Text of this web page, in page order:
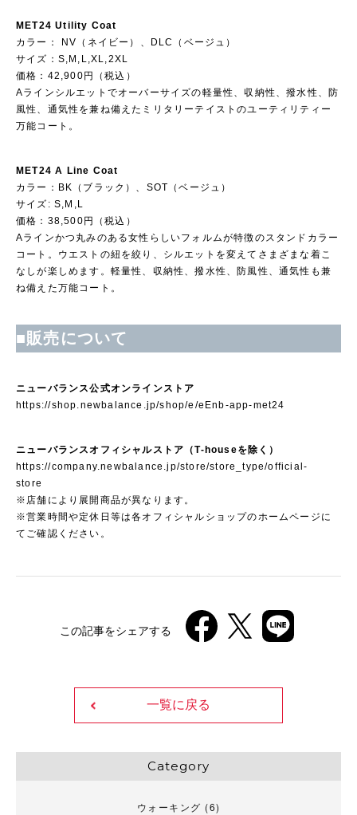
MET24 Utility Coat
カラー： NV（ネイビー）、DLC（ベージュ）
サイズ：S,M,L,XL,2XL
価格：42,900円（税込）
Aラインシルエットでオーバーサイズの軽量性、収納性、撥水性、防
風性、通気性を兼ね備えたミリタリーテイストのユーティリティー
万能コート。
MET24 A Line Coat
カラー：BK（ブラック）、SOT（ベージュ）
サイズ: S,M,L
価格：38,500円（税込）
Aラインかつ丸みのある女性らしいフォルムが特徴のスタンドカラー
コート。ウエストの紐を絞り、シルエットを変えてさまざまな着こ
なしが楽しめます。軽量性、収納性、撥水性、防風性、通気性も兼
ね備えた万能コート。
■販売について
ニューバランス公式オンラインストア
https://shop.newbalance.jp/shop/e/eEnb-app-met24
ニューバランスオフィシャルストア（T-houseを除く）
https://company.newbalance.jp/store/store_type/official-
store
※店舗により展開商品が異なります。
※営業時間や定休日等は各オフィシャルショップのホームページに
てご確認ください。
この記事をシェアする
一覧に戻る
Category
ウォーキング (6)